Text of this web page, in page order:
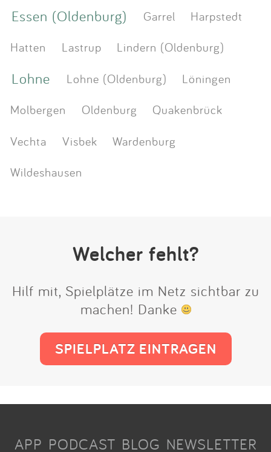
Essen (Oldenburg) Garrel
Harpstedt
Hatten
Lastrup Lindern (Oldenburg)
Lohne Lohne (Oldenburg)
Löningen
Molbergen
Oldenburg
Quakenbrück
Vechta
Visbek
Wardenburg
Wildeshausen
Welcher fehlt?
Hilf mit, Spielplätze im Netz sichtbar zu
machen! Danke
SPIELPLATZ EINTRAGEN
APP PODCAST BLOG NEWSLETTER